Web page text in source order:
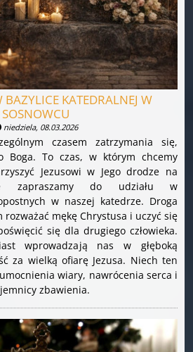
BAZYLICE KATEDRALNEJ W
SOSNOWCU
niedziela, 08.03.2026
czasem zatrzymania się,
Boga. To czas, w którym chcemy
Jezusowi w Jego drodze na
zapraszamy do udziału w
w naszej katedrze. Droga
rozważać mękę Chrystusa i uczyć się
się dla drugiego człowieka.
wprowadzają nas w głęboką
za wielką ofiarę Jezusa. Niech ten
wiary, nawrócenia serca i
zbawienia.